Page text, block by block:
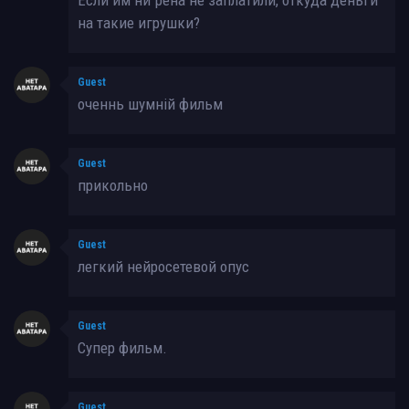
на такие игрушки?
Guest
оченнь шумній фильм
Guest
прикольно
Guest
легкий нейросетевой опус
Guest
Супер фильм.